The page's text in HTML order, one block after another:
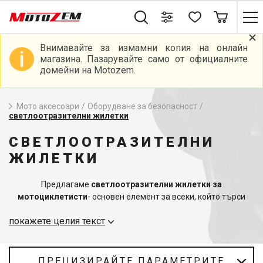
Внимавайте за измамни копия на онлайн
магазина. Пазарувайте само от официалните
домейни на Motozem.
Мото аксесоари / Оборудване за безопасност /
светлоотразителни жилетки
СВЕТЛООТРАЗИТЕЛНИ
ЖИЛЕТКИ
Предлагаме светлоотразителни жилетки за
мотоциклетисти- основен елемент за всеки, който търси
категория ще намерите богат избор от светлоотразителни
високите стандарти за безопасност и комфорт.
покажете целия текст